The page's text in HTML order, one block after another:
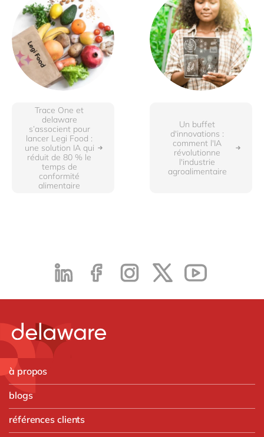
Trace One et
delaware
s’associent pour
lancer Legi Food :
une solution IA qui
réduit de 80 % le
temps de
conformité
alimentaire
Un buffet
d'innovations :
comment l'IA
révolutionne
l'industrie
agroalimentaire
à propos
blogs
références clients